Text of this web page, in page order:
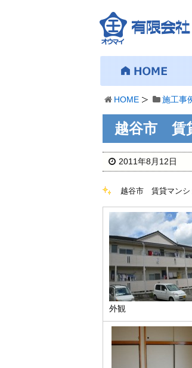
HOME 施工事
越谷市 賃
2011年8月12日
越谷市 賃貸マン
外観